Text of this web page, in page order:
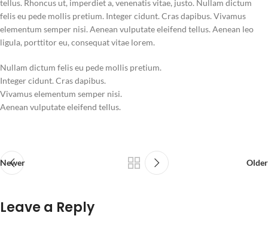
tellus. Rhoncus ut, imperdiet a, venenatis vitae, justo. Nullam dictum
felis eu pede mollis pretium. Integer cidunt. Cras dapibus. Vivamus
elementum semper nisi. Aenean vulputate eleifend tellus. Aenean leo
ligula, porttitor eu, consequat vitae lorem.
Nullam dictum felis eu pede mollis pretium.
Integer cidunt. Cras dapibus.
Vivamus elementum semper nisi.
Aenean vulputate eleifend tellus.
Newer Older
Leave a Reply